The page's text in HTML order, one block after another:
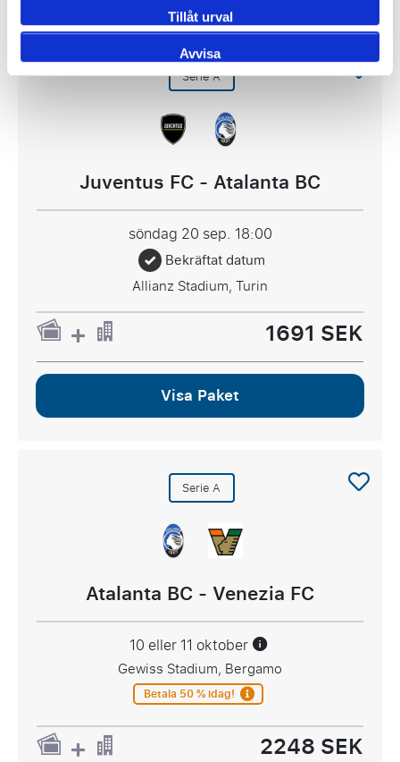
Tillåt urval
Avvisa
Serie A
Juventus FC - Atalanta BC
söndag 20 sep. 18:00
Bekräftat datum
Allianz Stadium, Turin
1691 SEK
Visa Paket
Serie A
Atalanta BC - Venezia FC
10 eller 11 oktober
Gewiss Stadium, Bergamo
Betala 50 % idag!
2248 SEK